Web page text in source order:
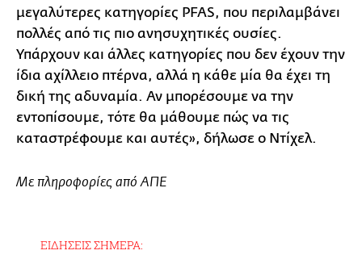
μεγαλύτερες κατηγορίες PFAS, που περιλαμβάνει
πολλές από τις πιο ανησυχητικές ουσίες.
Υπάρχουν και άλλες κατηγορίες που δεν έχουν την
ίδια αχίλλειο πτέρνα, αλλά η κάθε μία θα έχει τη
δική της αδυναμία. Αν μπορέσουμε να την
εντοπίσουμε, τότε θα μάθουμε πώς να τις
καταστρέφουμε και αυτές», δήλωσε ο Ντίχελ.
Με πληροφορίες από ΑΠΕ
ΕΙΔΗΣΕΙΣ ΣΗΜΕΡΑ: